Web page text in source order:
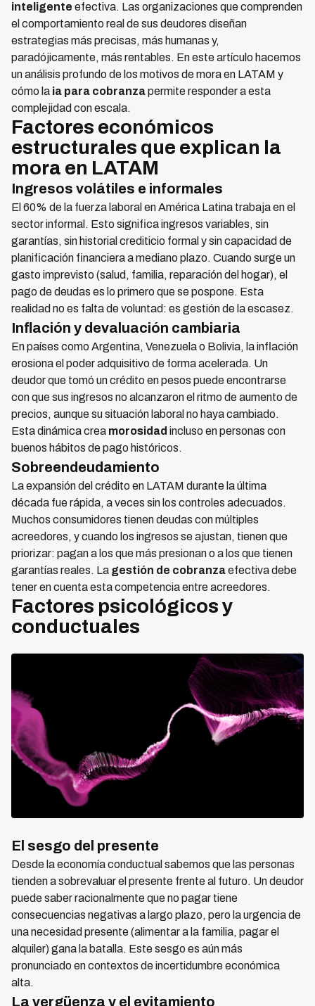
inteligente efectiva. Las organizaciones que comprenden
el comportamiento real de sus deudores diseñan
estrategias más precisas, más humanas y,
paradójicamente, más rentables. En este artículo hacemos
un análisis profundo de los motivos de mora en LATAM y
cómo la ia para cobranzapermite responder a esta
complejidad con escala.
Factores económicos
estructurales que explican la
mora en LATAM
Ingresos volátiles e informales
El 60% de la fuerza laboral en América Latina trabaja en el
sector informal. Esto significa ingresos variables, sin
garantías, sin historial crediticio formal y sin capacidad de
planificación financiera a mediano plazo. Cuando surge un
gasto imprevisto (salud, familia, reparación del hogar), el
pago de deudas es lo primero que se pospone. Esta
realidad no es falta de voluntad: es gestión de la escasez.
Inflación y devaluación cambiaria
En países como Argentina, Venezuela o Bolivia, la inflación
erosiona el poder adquisitivo de forma acelerada. Un
deudor que tomó un crédito en pesos puede encontrarse
con que sus ingresos no alcanzaron el ritmo de aumento de
precios, aunque su situación laboral no haya cambiado.
Esta dinámica crea morosidad incluso en personas con
buenos hábitos de pago históricos.
Sobreendeudamiento
La expansión del crédito en LATAM durante la última
década fue rápida, a veces sin los controles adecuados.
Muchos consumidores tienen deudas con múltiples
acreedores, y cuando los ingresos se ajustan, tienen que
priorizar: pagan a los que más presionan o a los que tienen
garantías reales. La gestión de cobranzaefectiva debe
tener en cuenta esta competencia entre acreedores.
Factores psicológicos y
conductuales
El sesgo del presente
Desde la economía conductual sabemos que las personas
tienden a sobrevaluar el presente frente al futuro. Un deudor
puede saber racionalmente que no pagar tiene
consecuencias negativas a largo plazo, pero la urgencia de
una necesidad presente (alimentar a la familia, pagar el
alquiler) gana la batalla. Este sesgo es aún más
pronunciado en contextos de incertidumbre económica
alta.
La vergüenza y el evitamiento